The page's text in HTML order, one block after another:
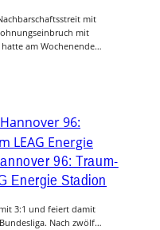
mit
mit
am Wochenende…
96: Traum-
Energie Stadion
3:1 und feiert damit
Nach zwölf…